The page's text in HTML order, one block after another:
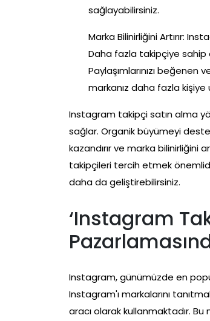
sağlayabilirsiniz.
Marka Bilinirliğini Artırır:
Daha fazla takipçiye sahip
Paylaşımlarınızı beğenen
markanız daha fazla kişiye
Instagram takipçi satın alma
sağlar. Organik büyümeyi
kazandırır ve marka bilinirliğini
takipçileri tercih etmek
daha da geliştirebilirsiniz.
‘Instagram
Instagram, günümüzde en
Instagram'ı markalarını
aracı olarak kullanmaktadır. Bu